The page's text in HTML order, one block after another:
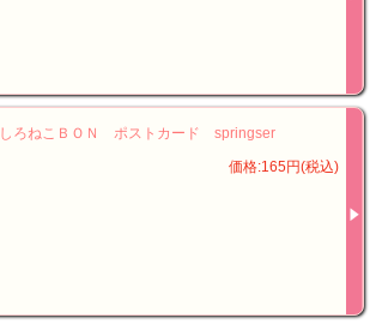
しろねこＢＯＮ ポストカード springser
価格:165円(税込)